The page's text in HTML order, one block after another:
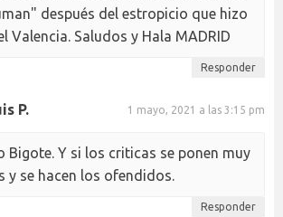
después del estropicio que hizo
Valencia. Saludos y Hala MADRID
Responder
P. 1 mayo, 2021 a las 3:15 pm
Bigote. Y si los criticas se ponen muy
y se hacen los ofendidos.
Responder